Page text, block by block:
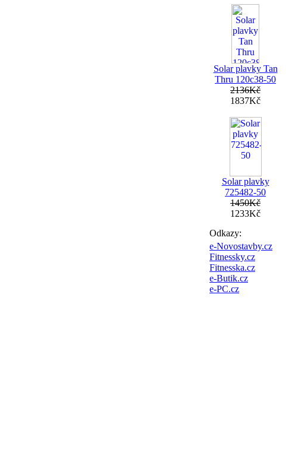
Solar plavky Tan
Thru 120c38-50
2136Kč
1837Kč
Solar plavky
725482-50
1450Kč
1233Kč
Odkazy:
e-Novostavby.cz
Fitnessky.cz
Fitnesska.cz
e-Butik.cz
e-PC.cz